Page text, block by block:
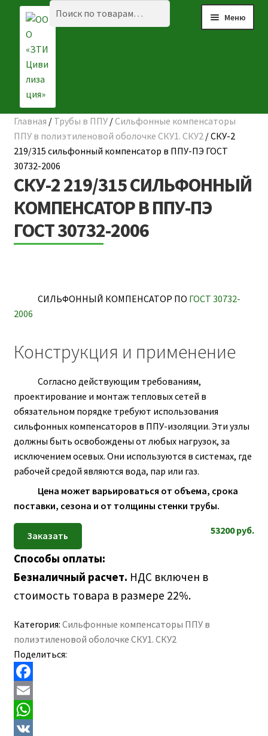
Перейти
навигации
Перейти
содержимому
Искать:
Поиск
Меню
☰ КАТАЛОГ
ГЛАВНАЯ
О КОМПАНИИ
НАШИ ОБЪЕКТЫ
ДОСТАВКА И ОПЛАТА
КОНТАКТЫ
Главная / Трубы в ППУ/Сильфонные компенсаторы
ППУ в полиэтиленовой оболочке СКУ1. СКУ2/СКУ-2
219/315 сильфонный компенсатор в ППУ-ПЭ ГОСТ
30732-2006
СКУ-2 219/315 СИЛЬФОННЫЙ
КОМПЕНСАТОР В ППУ-ПЭ
ГОСТ 30732-2006
СИЛЬФОННЫЙ КОМПЕНСАТОР ПО ГОСТ 30732-
2006
Конструкция и применение
Согласно действующим требованиям,
проектирование и монтаж тепловых сетей в
обязательном порядке требуют использования
сильфонных компенсаторов в ППУ-изоляции. Эти узлы
должны быть освобождены от любых нагрузок, за
исключением осевых. Они используются в системах, где
рабочей средой являются вода, пар или газ.
Цена может варьироваться от объема, срока
поставки, сезона и от толщины стенки трубы.
53200руб.
Способы оплаты:
Безналичный расчет. НДС включен в
стоимость товара в размере 22%.
Категория: Сильфонные компенсаторы ППУ в
полиэтиленовой оболочке СКУ1. СКУ2
Поделиться:
F
a
c
E
m
W